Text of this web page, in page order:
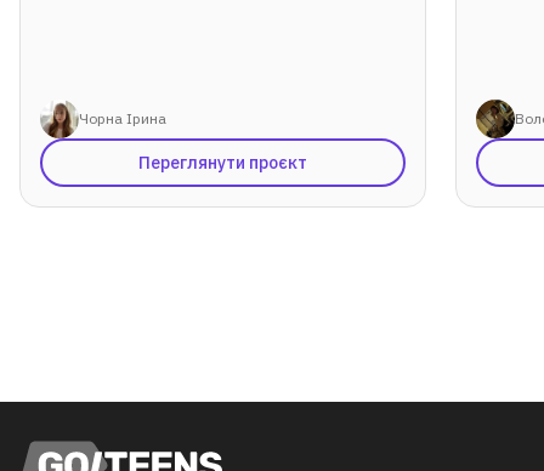
Чорна Ірина
Переглянути проєкт